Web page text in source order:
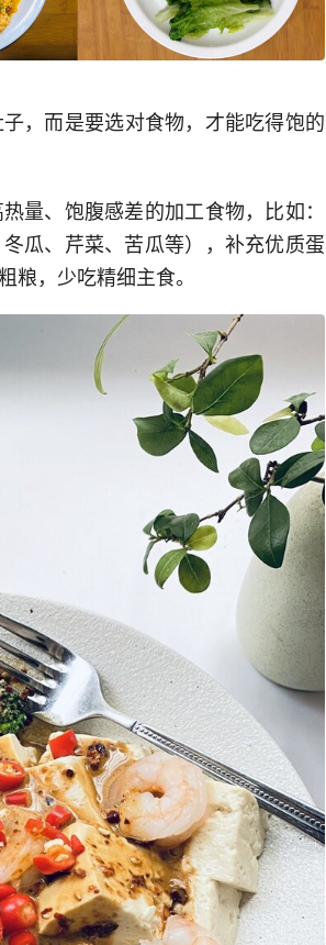
，而是要选对食物，才能吃得饱的
量、饱腹感差的加工食物，比如：
瓜、芹菜、苦瓜等），补充优质蛋
粮，少吃精细主食。